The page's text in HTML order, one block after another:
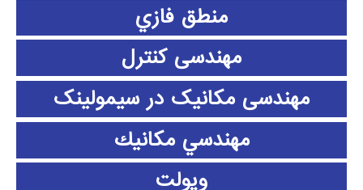
منطق فازي
مهندسی کنترل
مهندسی مکانیک در سیمولینک
مهندسي مكانيك
ویولت